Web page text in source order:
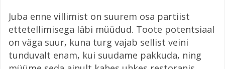
Juba enne villimist on suurem osa partiist
ettetellimisega läbi müüdud. Toote potentsiaal
on väga suur, kuna turg vajab sellist veini
tunduvalt enam, kui suudame pakkuda, ning